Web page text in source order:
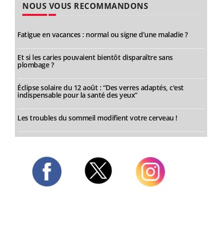
NOUS VOUS RECOMMANDONS
Fatigue en vacances : normal ou signe d’une maladie ?
Et si les caries pouvaient bientôt disparaître sans
plombage ?
Éclipse solaire du 12 août : “Des verres adaptés, c'est
indispensable pour la santé des yeux”
Les troubles du sommeil modifient votre cerveau !